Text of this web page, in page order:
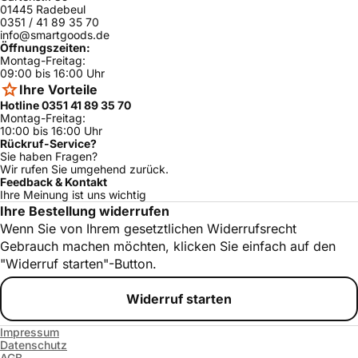
01445 Radebeul
0351 / 41 89 35 70
info@smartgoods.de
Öffnungszeiten:
Montag-Freitag:
09:00 bis 16:00 Uhr
Ihre Vorteile
Hotline 0351 41 89 35 70
Montag-Freitag:
10:00 bis 16:00 Uhr
Rückruf-Service?
Sie haben Fragen?
Wir rufen Sie umgehend zurück.
Feedback & Kontakt
Ihre Meinung ist uns wichtig
Ihre Bestellung widerrufen
Wenn Sie von Ihrem gesetztlichen Widerrufsrecht
Gebrauch machen möchten, klicken Sie einfach auf den
"Widerruf starten"-Button.
Widerruf starten
Impressum
Datenschutz